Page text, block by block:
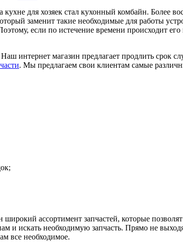
для хозяек стал кухонный комбайн. Более
заменит такие необходимые для работы
если по истечение времени происходит
интернет магазин предлагает продлить срок
. Мы предлагаем свои клиентам самые
широкий ассортимент запчастей, которые
и искать необходимую запчасть. Прямо не
все необходимое.